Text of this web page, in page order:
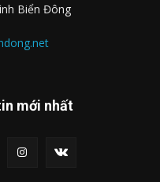
Biển Đông
mới nhất